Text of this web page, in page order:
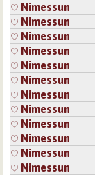
14.10.2025 16:44
muistot
Kirjaudutai
14.10.2025
Niin tekevät.
irtautuminen
Kirjaudutai
28.10.2025 21:34
Nimessun
Nimessun
Nimessun
Nimessun
Nimessun
Nimessun
Nimessun
Nimessun
Nimessun
Nimessun
Nimessun
Nimessun